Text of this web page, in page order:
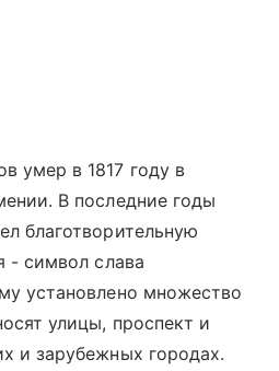
умер в 1817 году в
В последние годы
благотворительную
- символ слава
установлено множество
улицы, проспект и
и зарубежных городах.